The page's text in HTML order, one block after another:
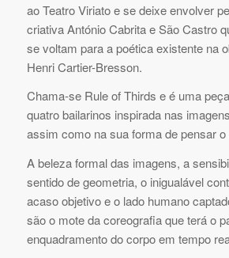
ao Teatro Viriato e se deixe envolver
criativa António Cabrita e São Castro
se voltam para a poética existente na
Henri Cartier-Bresson.
Chama-se Rule of Thirds e é uma
quatro bailarinos inspirada nas
assim como na sua forma de pensar o
A beleza formal das imagens, a
sentido de geometria, o inigualável
acaso objetivo e o lado humano
são o mote da coreografia que terá o
enquadramento do corpo em tempo